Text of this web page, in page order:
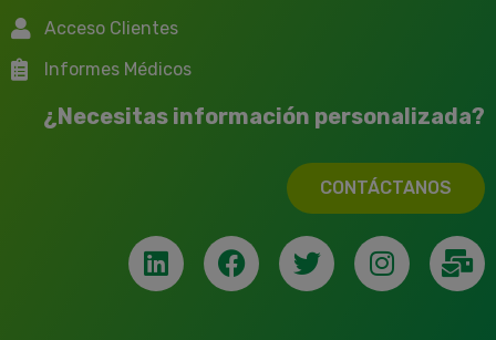
Acceso Clientes
Informes Médicos
¿Necesitas información personalizada?
CONTÁCTANOS